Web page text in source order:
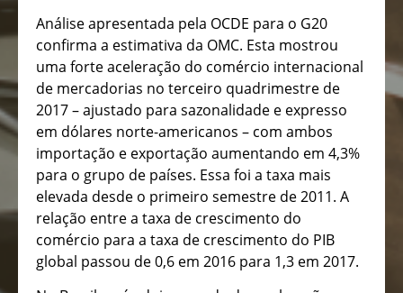
Análise apresentada pela OCDE para o G20
confirma a estimativa da OMC. Esta mostrou
uma forte aceleração do comércio internacional
de mercadorias no terceiro quadrimestre de
2017 – ajustado para sazonalidade e expresso
em dólares norte-americanos – com ambos
importação e exportação aumentando em 4,3%
para o grupo de países. Essa foi a taxa mais
elevada desde o primeiro semestre de 2011. A
relação entre a taxa de crescimento do
comércio para a taxa de crescimento do PIB
global passou de 0,6 em 2016 para 1,3 em 2017.